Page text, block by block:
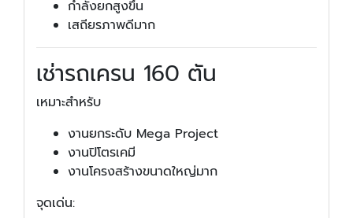
กำลังยกสูงขึ้น
เสถียรภาพดีมาก
เช่ารถเครน 160 ตัน
เหมาะสำหรับ
งานยกระดับ Mega Project
งานปิโตรเคมี
งานโครงสร้างขนาดใหญ่มาก
จุดเด่น: